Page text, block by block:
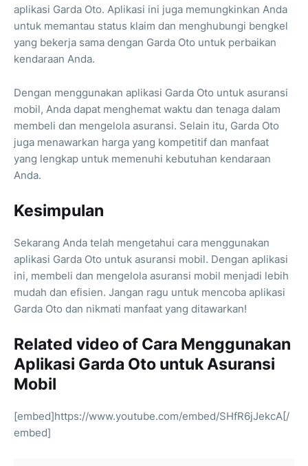
aplikasi Garda Oto. Aplikasi ini juga memungkinkan Anda
untuk memantau status klaim dan menghubungi bengkel
yang bekerja sama dengan Garda Oto untuk perbaikan
kendaraan Anda.
Dengan menggunakan aplikasi Garda Oto untuk asuransi
mobil, Anda dapat menghemat waktu dan tenaga dalam
membeli dan mengelola asuransi. Selain itu, Garda Oto
juga menawarkan harga yang kompetitif dan manfaat
yang lengkap untuk memenuhi kebutuhan kendaraan
Anda.
Kesimpulan
Sekarang Anda telah mengetahui cara menggunakan
aplikasi Garda Oto untuk asuransi mobil. Dengan aplikasi
ini, membeli dan mengelola asuransi mobil menjadi lebih
mudah dan efisien. Jangan ragu untuk mencoba aplikasi
Garda Oto dan nikmati manfaat yang ditawarkan!
Related video of Cara Menggunakan
Aplikasi Garda Oto untuk Asuransi
Mobil
[embed]https://www.youtube.com/embed/SHfR6jJekcA[/
embed]